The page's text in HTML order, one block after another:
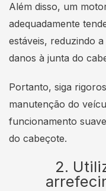
Além disso, um
adequadamente
estáveis, reduzindo
danos à junta do
Portanto, siga
manutenção do
funcionamento
do cabeçote.
2.